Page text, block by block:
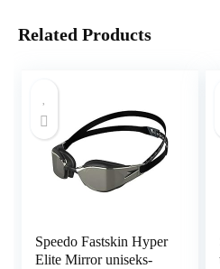
Related Products
Speedo Fastskin Hyper
Elite Mirror uniseks-